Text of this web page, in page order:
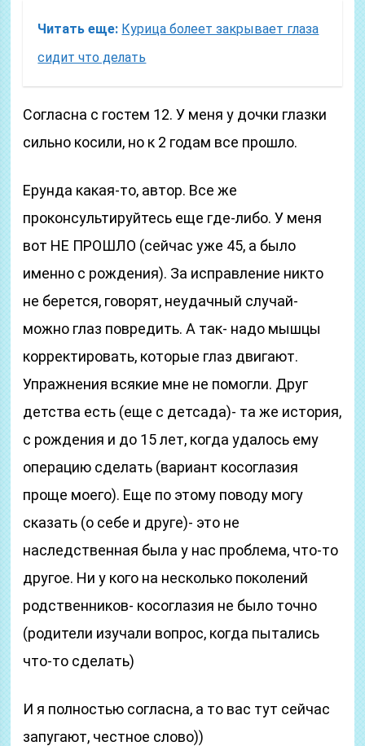
Читать еще: Курица болеет закрывает глаза
сидит что делать
Согласна с гостем 12. У меня у дочки глазки
сильно косили, но к 2 годам все прошло.
Ерунда какая-то, автор. Все же
проконсультируйтесь еще где-либо. У меня
вот НЕ ПРОШЛО (сейчас уже 45, а было
именно с рождения). За исправление никто
не берется, говорят, неудачный случай-
можно глаз повредить. А так- надо мышцы
корректировать, которые глаз двигают.
Упражнения всякие мне не помогли. Друг
детства есть (еще с детсада)- та же история,
с рождения и до 15 лет, когда удалось ему
операцию сделать (вариант косоглазия
проще моего). Еще по этому поводу могу
сказать (о себе и друге)- это не
наследственная была у нас проблема, что-то
другое. Ни у кого на несколько поколений
родственников- косоглазия не было точно
(родители изучали вопрос, когда пытались
что-то сделать)
И я полностью согласна, а то вас тут сейчас
запугают, честное слово))